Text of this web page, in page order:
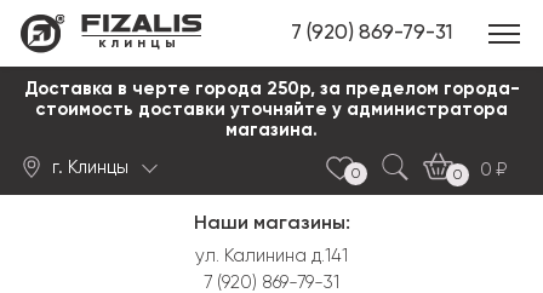
клинцы 7 (920) 869-79-31
Доставка в черте города 250р, за пределом города-
стоимость доставки уточняйте у администратора
магазина.
г. Клинцы 0 0
0
Наши магазины:
ул. Калинина д.141
7 (920) 869-79-31